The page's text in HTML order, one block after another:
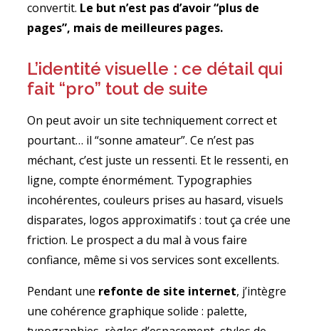
convertit. Le but n’est pas d’avoir “plus de
pages”, mais de meilleures pages.
L’identité visuelle : ce détail qui
fait “pro” tout de suite
On peut avoir un site techniquement correct et
pourtant… il “sonne amateur”. Ce n’est pas
méchant, c’est juste un ressenti. Et le ressenti, en
ligne, compte énormément. Typographies
incohérentes, couleurs prises au hasard, visuels
disparates, logos approximatifs : tout ça crée une
friction. Le prospect a du mal à vous faire
confiance, même si vos services sont excellents.
Pendant une refonte de site internet, j’intègre
une cohérence graphique solide : palette,